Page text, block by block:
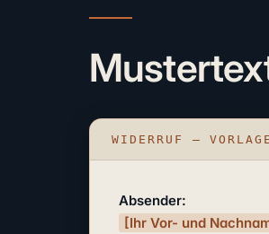
WIDERRUF – VORLAGE
Absender:
[Ihr Vor- und